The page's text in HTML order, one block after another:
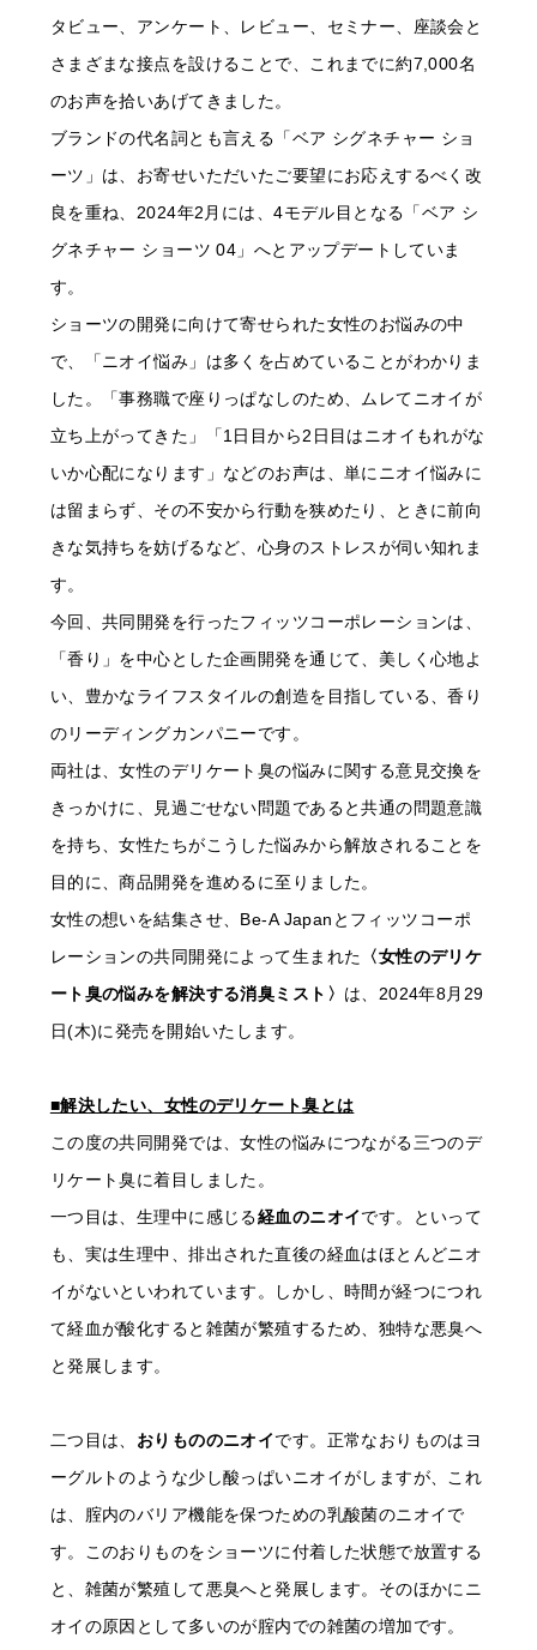
タビュー、アンケート、レビュー、セミナー、座談会と
さまざまな接点を設けることで、これまでに約7,000名
のお声を拾いあげてきました。
ブランドの代名詞とも言える「ベア シグネチャー ショ
ーツ」は、お寄せいただいたご要望にお応えするべく改
良を重ね、2024年2月には、4モデル目となる「ベア シ
グネチャー ショーツ 04」へとアップデートしていま
す。
ショーツの開発に向けて寄せられた女性のお悩みの中
で、「ニオイ悩み」は多くを占めていることがわかりま
した。「事務職で座りっぱなしのため、ムレてニオイが
立ち上がってきた」「1日目から2日目はニオイもれがな
いか心配になります」などのお声は、単にニオイ悩みに
は留まらず、その不安から行動を狭めたり、ときに前向
きな気持ちを妨げるなど、心身のストレスが伺い知れま
す。
今回、共同開発を行ったフィッツコーポレーションは、
「香り」を中心とした企画開発を通じて、美しく心地よ
い、豊かなライフスタイルの創造を目指している、香り
のリーディングカンパニーです。
両社は、女性のデリケート臭の悩みに関する意見交換を
きっかけに、見過ごせない問題であると共通の問題意識
を持ち、女性たちがこうした悩みから解放されることを
目的に、商品開発を進めるに至りました。
女性の想いを結集させ、Be-A Japanとフィッツコーポ
レーションの共同開発によって生まれた 〈女性のデリケ
ート臭の悩みを解決する消臭ミスト〉 は、2024年8月29
日(木)に発売を開始いたします。
■解決したい、女性のデリケート臭とは
この度の共同開発では、女性の悩みにつながる三つのデ
リケート臭に着目しました。
一つ目は、生理中に感じる経血のニオイです。といって
も、実は生理中、排出された直後の経血はほとんどニオ
イがないといわれています。しかし、時間が経つにつれ
て経血が酸化すると雑菌が繁殖するため、独特な悪臭へ
と発展します。
二つ目は、 おりもののニオイです。正常なおりものはヨ
ーグルトのような少し酸っぱいニオイがしますが、これ
は、腟内のバリア機能を保つための乳酸菌のニオイで
す。このおりものをショーツに付着した状態で放置する
と、雑菌が繁殖して悪臭へと発展します。そのほかにニ
オイの原因として多いのが腟内での雑菌の増加です。